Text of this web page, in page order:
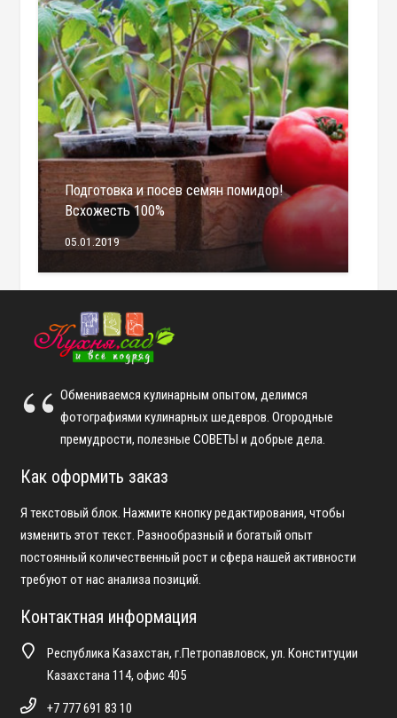
Подготовка и посев семян помидор!
Всхожесть 100%
05.01.2019
Обмениваемся кулинарным опытом, делимся
фотографиями кулинарных шедевров. Огородные
премудрости, полезные СОВЕТЫ и добрые дела.
Как оформить заказ
Я текстовый блок. Нажмите кнопку редактирования, чтобы
изменить этот текст. Разнообразный и богатый опыт
постоянный количественный рост и сфера нашей активности
требуют от нас анализа позиций.
Контактная информация
Республика Казахстан, г.Петропавловск, ул. Конституции
Казахстана 114, офис 405
+7 777 691 83 10